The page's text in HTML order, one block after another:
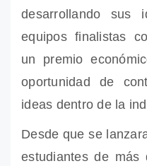
desarrollando
equipos finalistas
un premio
oportunidad de
ideas dentro de la
Desde que se
estudiantes de más